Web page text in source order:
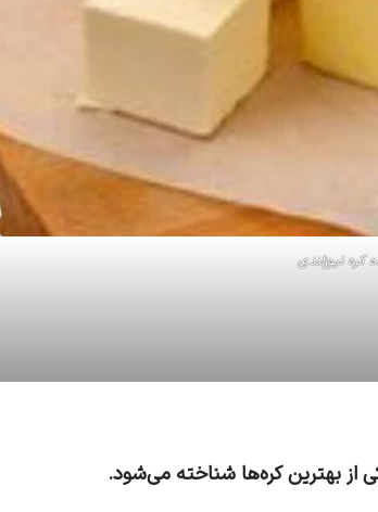
نیوزلندی
از بهترین کره‌ها شناخته می‌شود.